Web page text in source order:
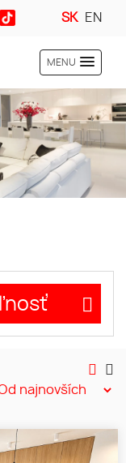
SK EN
MENU